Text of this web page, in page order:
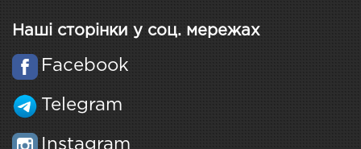
Наші сторінки у соц. мережах
Facebook
Telegram
Instagram